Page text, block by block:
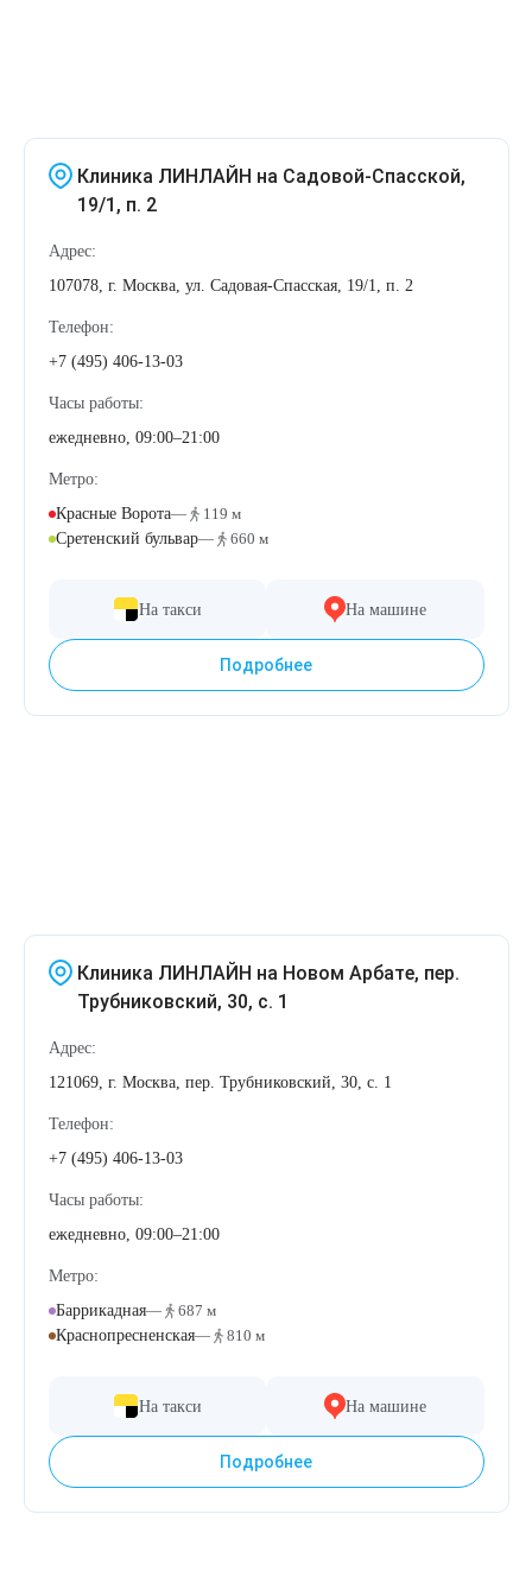
Клиника ЛИНЛАЙН на Садовой-Спасской,
19/1, п. 2
Адрес:
107078, г. Москва, ул. Садовая-Спасская, 19/1, п. 2
Телефон:
+7 (495) 406-13-03
Часы работы:
ежедневно, 09:00–21:00
Метро:
Красные Ворота—
119 м
Сретенский бульвар— 660 м
На такси На машине
Подробнее
Клиника ЛИНЛАЙН на Новом Арбате, пер.
Трубниковский, 30, с. 1
Адрес:
121069, г. Москва, пер. Трубниковский, 30, с. 1
Телефон:
+7 (495) 406-13-03
Часы работы:
ежедневно, 09:00–21:00
Метро:
Баррикадная—
687 м
Краснопресненская— 810 м
На такси На машине
Подробнее
Удаление веснушек
Удаление винного пятна
Лечение псориаза
Лазерный пилинг
Лазерное удаление рубцов
Удаление рубцов
Удаление новообразований
Лазерное лечение постакне
Омоложение QOOLGLOW
Лазерное лечение розацеа
Лазерная подтяжка кожи живота
Лазерное омоложение груди
Удалить рубцы
Молодую и увлажнённую кожу вокруг глаз
Вылечить расширенные поры
Избавиться от комедонов на лице
Избавиться от пигментных пятен на лице
Остановить выпадение волос
Восстановление здоровья волос
Сделать педикюр
Купить сертификат